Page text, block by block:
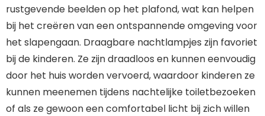
rustgevende beelden op het plafond, wat kan helpen
bij het creëren van een ontspannende omgeving voor
het slapengaan. Draagbare nachtlampjes zijn favoriet
bij de kinderen. Ze zijn draadloos en kunnen eenvoudig
door het huis worden vervoerd, waardoor kinderen ze
kunnen meenemen tijdens nachtelijke toiletbezoeken
of als ze gewoon een comfortabel licht bij zich willen